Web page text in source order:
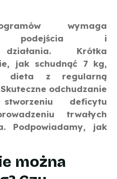
wymaga
podejścia i
działania. Krótka
jak schudnąć 7 kg,
dieta z regularną
odchudzanie
deficytu
trwałych
Podpowiadamy, jak
można